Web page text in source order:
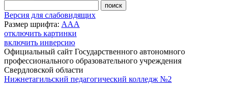
Версия для слабовидящих
Размер шрифта: AAA
отключить картинки
включить инверсию
Официальный сайт Государственного автономного
профессионального образовательного учреждения
Свердловской области
Нижнетагильский педагогический колледж №2